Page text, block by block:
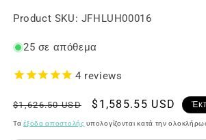
SKU:
Product SKU: JFHLUH00016
25 σε απόθεμα
4 reviews
Κανονική
τιμή
$1,626.50 USD
Τιμή
έκπτωσης
$1,585.55 USD
Ταέξοδα αποστολής υπολογίζονται κατά την